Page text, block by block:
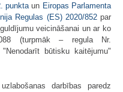
punktaun Eiropas Parlamenta
Regulas (ES) 2020/852par
veicināšanai un ar ko
(turpmāk – regula Nr.
būtisku kaitējumu"
darbības paredz